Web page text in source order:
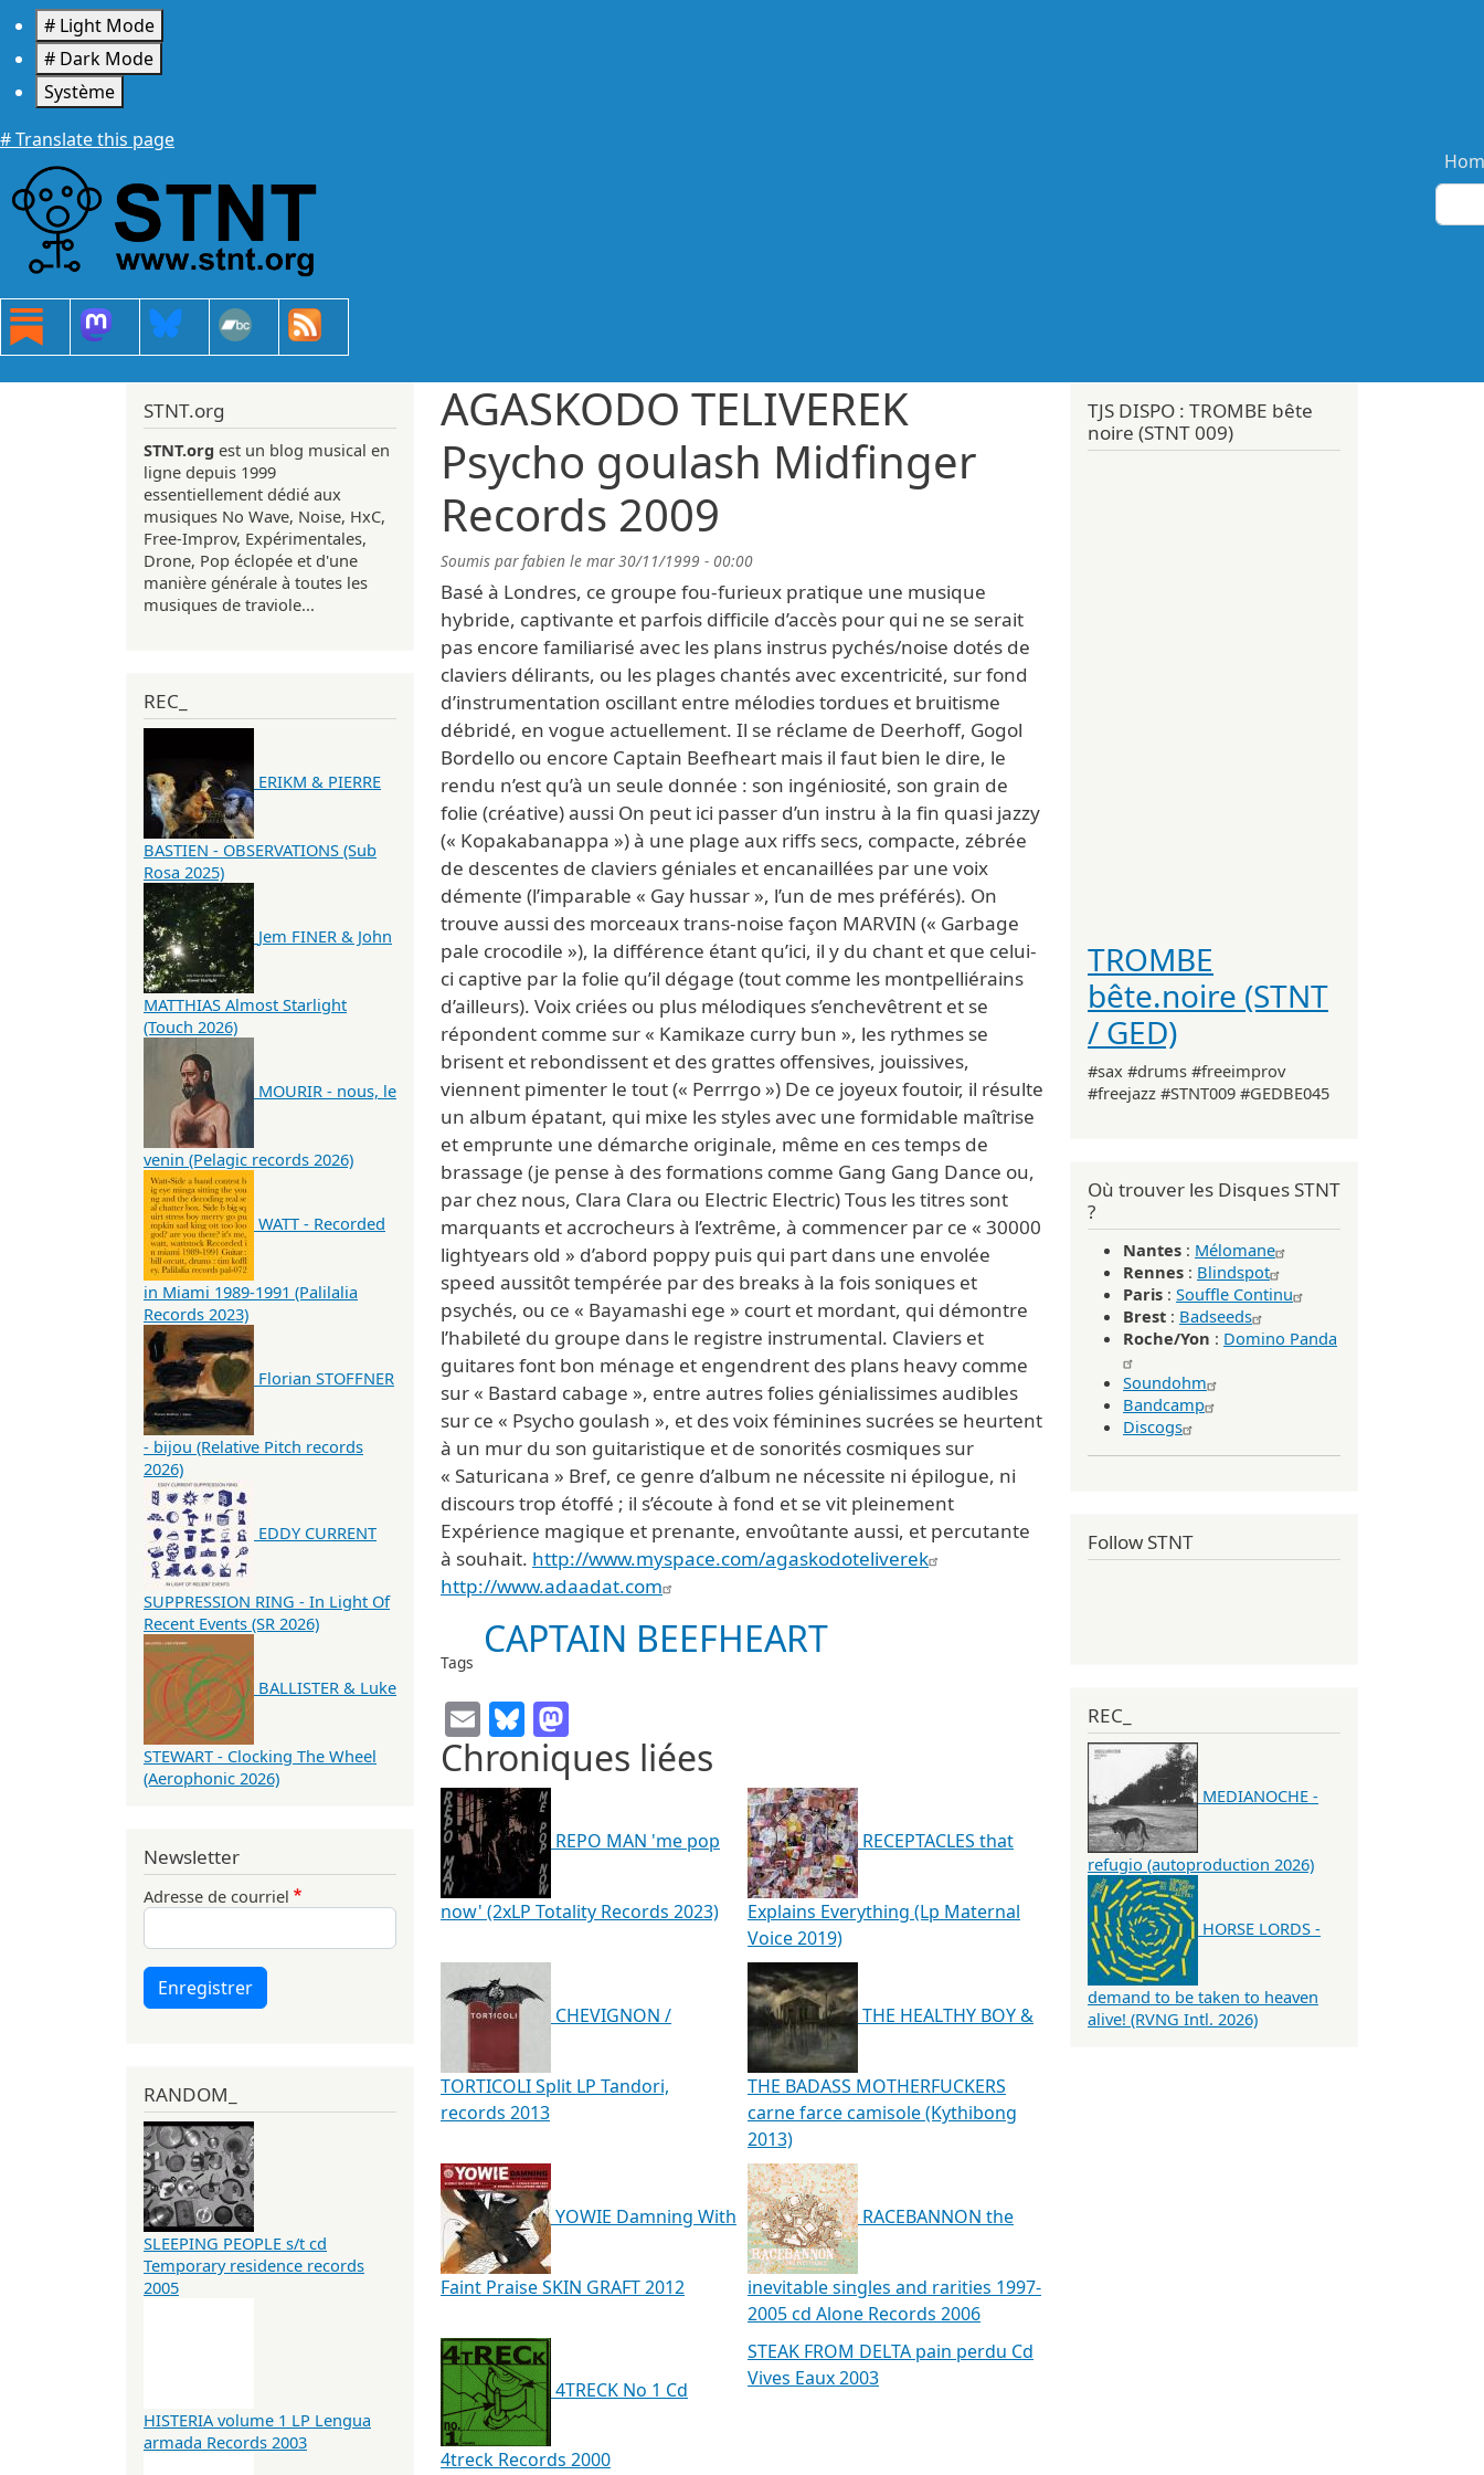
Aller au contenu principal
# Light Mode
# Dark Mode
Système
# Translate this page
AGASKODO TELIVEREK
Psycho goulash Midfinger
Records 2009
Soumis parfabien le mar 30/11/1999 - 00:00
Basé à Londres, ce groupe fou-furieux pratique une musique
hybride, captivante et parfois difficile d’accès pour qui ne se serait
pas encore familiarisé avec les plans instrus pychés/noise dotés de
claviers délirants, ou les plages chantés avec excentricité, sur fond
d’instrumentation oscillant entre mélodies tordues et bruitisme
débridé, en vogue actuellement. Il se réclame de Deerhoff, Gogol
Bordello ou encore Captain Beefheart mais il faut bien le dire, le
rendu n’est qu’à un seule donnée : son ingéniosité, son grain de
folie (créative) aussi On peut ici passer d’un instru à la fin quasi jazzy
(« Kopakabanappa ») à une plage aux riffs secs, compacte, zébrée
de descentes de claviers géniales et encanaillées par une voix
démente (l’imparable « Gay hussar », l’un de mes préférés). On
trouve aussi des morceaux trans-noise façon MARVIN (« Garbage
pale crocodile »), la différence étant qu’ici, il y du chant et que celui-
ci captive par la folie qu’il dégage (tout comme les montpelliérains
d’ailleurs). Voix criées ou plus mélodiques s’enchevêtrent et se
répondent comme sur « Kamikaze curry bun », les rythmes se
brisent et rebondissent et des grattes offensives, jouissives,
viennent pimenter le tout (« Perrrgo ») De ce joyeux foutoir, il résulte
un album épatant, qui mixe les styles avec une formidable maîtrise
et emprunte une démarche originale, même en ces temps de
brassage (je pense à des formations comme Gang Gang Dance ou,
par chez nous, Clara Clara ou Electric Electric) Tous les titres sont
marquants et accrocheurs à l’extrême, à commencer par ce « 30000
lightyears old » d’abord poppy puis qui part dans une envolée
speed aussitôt tempérée par des breaks à la fois soniques et
psychés, ou ce « Bayamashi ege » court et mordant, qui démontre
l’habileté du groupe dans le registre instrumental. Claviers et
guitares font bon ménage et engendrent des plans heavy comme
sur « Bastard cabage », entre autres folies génialissimes audibles
sur ce « Psycho goulash », et des voix féminines sucrées se heurtent
à un mur du son guitaristique et de sonorités cosmiques sur
« Saturicana » Bref, ce genre d’album ne nécessite ni épilogue, ni
discours trop étoffé ; il s’écoute à fond et se vit pleinement
Expérience magique et prenante, envoûtante aussi, et percutante
à souhait. http://www.myspace.com/agaskodoteliverek
http://www.adaadat.com
Tags
CAPTAIN BEEFHEART
EmailBluesky
Chroniques liées
REPO MAN 'me pop
now' (2xLP Totality Records 2023)
RECEPTACLES that
Explains Everything (Lp Maternal
Voice 2019)
CHEVIGNON /
TORTICOLI Split LP Tandori,
records 2013
THE HEALTHY BOY &
THE BADASS MOTHERFUCKERS
carne farce camisole (Kythibong
2013)
YOWIE Damning With
Faint Praise SKIN GRAFT 2012
RACEBANNON the
inevitable singles and rarities 1997-
2005 cd Alone Records 2006
4TRECK No 1 Cd
4treck Records 2000
STEAK FROM DELTA pain perdu Cd
Vives Eaux 2003
STNT.org
STNT.org est un blog musical en
ligne depuis 1999
essentiellement dédié aux
musiques No Wave, Noise, HxC,
Free-Improv, Expérimentales,
Drone, Pop éclopée et d'une
manière générale à toutes les
musiques de traviole...
REC_
ERIKM & PIERRE
BASTIEN - OBSERVATIONS (Sub
Rosa 2025)
Jem FINER & John
MATTHIAS Almost Starlight
(Touch 2026)
MOURIR - nous, le
venin (Pelagic records 2026)
WATT - Recorded
in Miami 1989-1991 (Palilalia
Records 2023)
Florian STOFFNER
- bijou (Relative Pitch records
2026)
EDDY CURRENT
SUPPRESSION RING - In Light Of
Recent Events (SR 2026)
BALLISTER & Luke
STEWART - Clocking The Wheel
(Aerophonic 2026)
Newsletter
Adresse de courriel
Enregistrer
RANDOM_
SLEEPING PEOPLE s/t cd
Temporary residence records
2005
HISTERIA volume 1 LP Lengua
armada Records 2003
TJS DISPO : TROMBE bête
noire (STNT 009)
TROMBE
bête.noire (STNT
/ GED)
#sax #drums #freeimprov
#freejazz #STNT009 #GEDBE045
Où trouver les Disques STNT
?
Nantes : Mélomane
Rennes : Blindspot
Paris : Souffle Continu
Brest : Badseeds
Roche/Yon : Domino Panda
Soundohm
Bandcamp
Discogs
Follow STNT
REC_
MEDIANOCHE -
refugio (autoproduction 2026)
HORSE LORDS -
demand to be taken to heaven
alive! (RVNG Intl. 2026)